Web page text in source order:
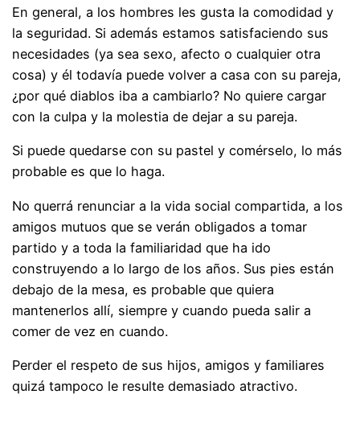
En general, a los hombres les gusta la comodidad y
la seguridad. Si además estamos satisfaciendo sus
necesidades (ya sea sexo, afecto o cualquier otra
cosa) y él todavía puede volver a casa con su pareja,
¿por qué diablos iba a cambiarlo? No quiere cargar
con la culpa y la molestia de dejar a su pareja.
Si puede quedarse con su pastel y comérselo, lo más
probable es que lo haga.
No querrá renunciar a la vida social compartida, a los
amigos mutuos que se verán obligados a tomar
partido y a toda la familiaridad que ha ido
construyendo a lo largo de los años. Sus pies están
debajo de la mesa, es probable que quiera
mantenerlos allí, siempre y cuando pueda salir a
comer de vez en cuando.
Perder el respeto de sus hijos, amigos y familiares
quizá tampoco le resulte demasiado atractivo.